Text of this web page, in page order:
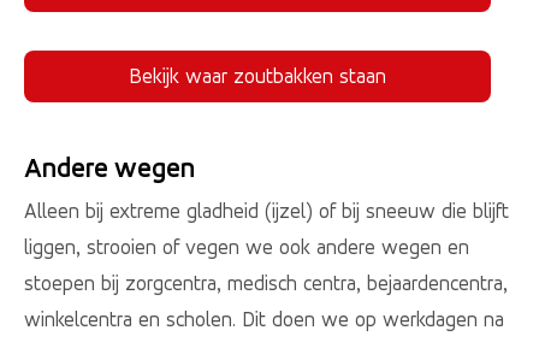
Bekijk waar zoutbakken staan
Andere wegen
Alleen bij extreme gladheid (ijzel) of bij sneeuw die blijft
liggen, strooien of vegen we ook andere wegen en
stoepen bij zorgcentra, medisch centra, bejaardencentra,
winkelcentra en scholen. Dit doen we op werkdagen na